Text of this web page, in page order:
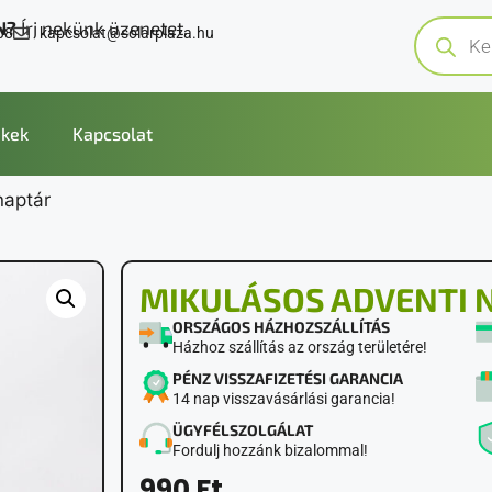
Írj nekünk üzenetet.
kapcsolat@solarplaza.hu
Kapcsolat
MIKULÁSOS ADVENTI
ORSZÁGOS HÁZHOZSZÁLLÍTÁS
Házhoz szállítás az ország területére!
PÉNZ VISSZAFIZETÉSI GARANCIA
14 nap visszavásárlási garancia!
ÜGYFÉLSZOLGÁLAT
Fordulj hozzánk bizalommal!